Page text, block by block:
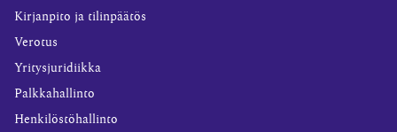
Kirjanpito ja tilinpäätös
Verotus
Yritysjuridiikka
Palkkahallinto
Henkilöstöhallinto